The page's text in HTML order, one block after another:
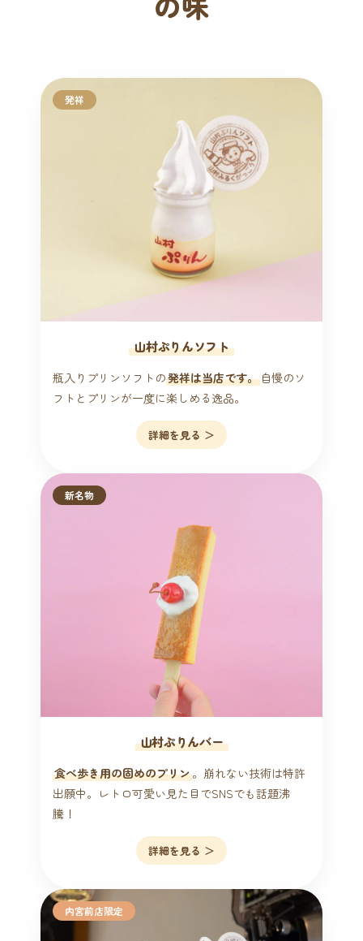
発祥
山村ぷりんソフト
瓶入りプリンソフトの発祥は当店です。 自慢のソ
フトとプリンが一度に楽しめる逸品。
詳細を見る ＞
新名物
山村ぷりんバー
食べ歩き用の固めのプリン。崩れない技術は特許
出願中。レトロ可愛い見た目でSNSでも話題沸
騰！
詳細を見る ＞
内宮前店限定